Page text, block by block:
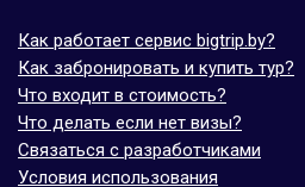
Как работает сервис bigtrip.by?
Как забронировать и купить тур?
Что входит в стоимость?
Что делать если нет визы?
Связаться с разработчиками
Условия использования